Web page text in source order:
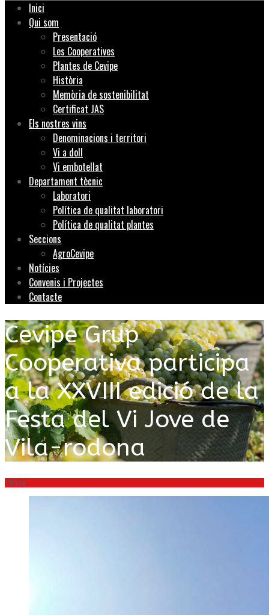
Inici
Qui som
Presentació
Les Cooperatives
Plantes de Cevipe
Història
Memòria de sostenibilitat
Certificat JAS
Els nostres vins
Denominacions i territori
Vi a doll
Vi embotellat
Departament tècnic
Laboratori
Política de qualitat laboratori
Política de qualitat plantes
Seccions
AgroCevipe
Notícies
Convenis i Projectes
Contacte
Cevipe Grup
Cooperativa participa
a la XXVIII edició de la
Festa del Vi Jove de
Vila-rodona
18nov.